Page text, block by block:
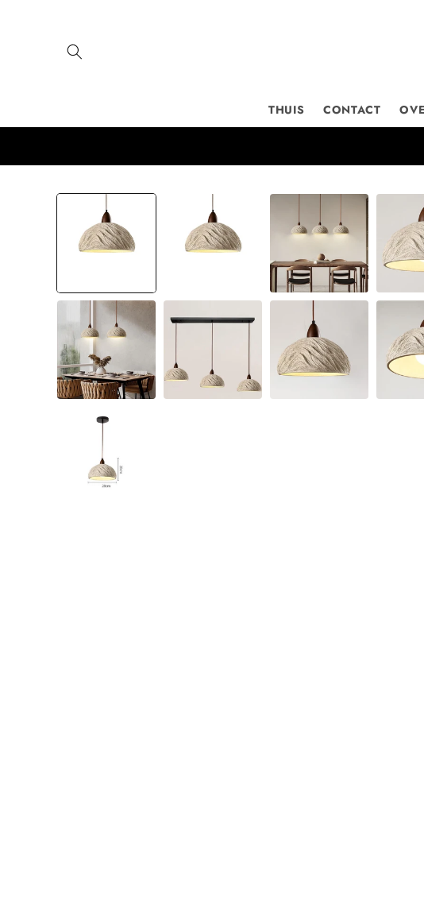
THUIS CONTACT
Ga direct naar